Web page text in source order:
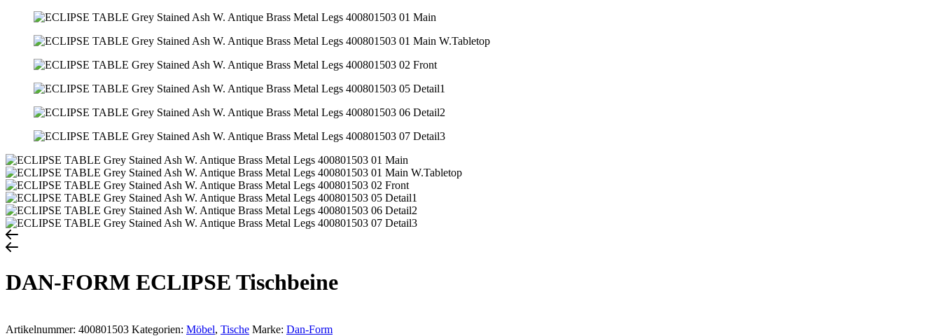
DAN-FORM ECLIPSE Tischbeine
Artikelnummer: 400801503 Kategorien: Möbel, Tische Marke: Dan-Form